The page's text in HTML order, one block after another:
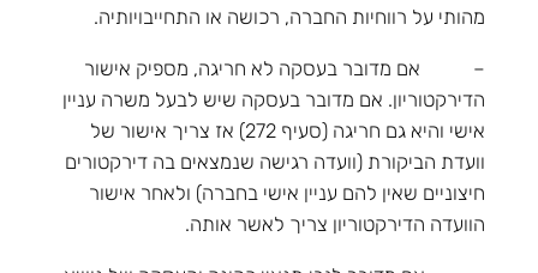
מהותי על רווחיות החברה, רכושה או התחייבויותיה.
– אם מדובר בעסקה לא חריגה, מספיק אישור
הדירקטוריון. אם מדובר בעסקה שיש לבעל משרה עניין
אישי והיא גם חריגה (סעיף 272) אז צריך אישור של
וועדת הביקורת (וועדה רגישה שנמצאים בה דירקטורים
חיצוניים שאין להם עניין אישי בחברה) ולאחר אישור
הוועדה הדירקטוריון צריך לאשר אותה.